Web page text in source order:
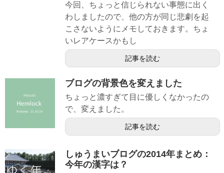
今回、ちょっと信じられない事態に出く
わしましたので、他の方が同じ悲劇を起
こさないようにメモしておきます。ちょ
いレアケースかもし
記事を読む
ブログの背景色を変えました
ちょっと濃すぎて目に優しくなかったの
で、変えました。
記事を読む
しゅうまいブログの2014年まとめ：
今年の漢字は？